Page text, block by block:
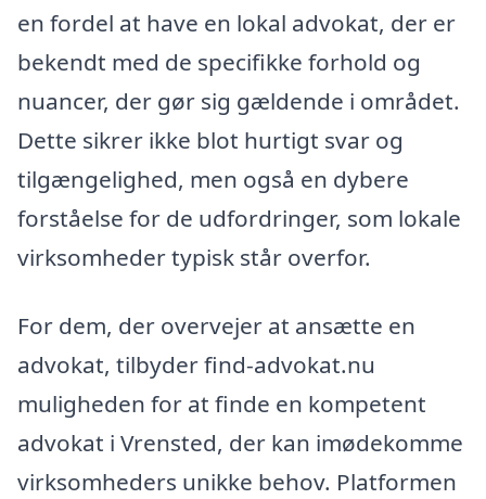
en fordel at have en lokal advokat, der er
bekendt med de specifikke forhold og
nuancer, der gør sig gældende i området.
Dette sikrer ikke blot hurtigt svar og
tilgængelighed, men også en dybere
forståelse for de udfordringer, som lokale
virksomheder typisk står overfor.
For dem, der overvejer at ansætte en
advokat, tilbyder find-advokat.nu
muligheden for at finde en kompetent
advokat i Vrensted, der kan imødekomme
virksomheders unikke behov. Platformen